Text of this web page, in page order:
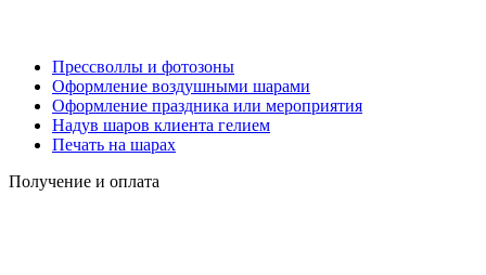
Прессволлы и фотозоны
Оформление воздушными шарами
Оформление праздника или мероприятия
Надув шаров клиента гелием
Печать на шарах
Получение и оплата